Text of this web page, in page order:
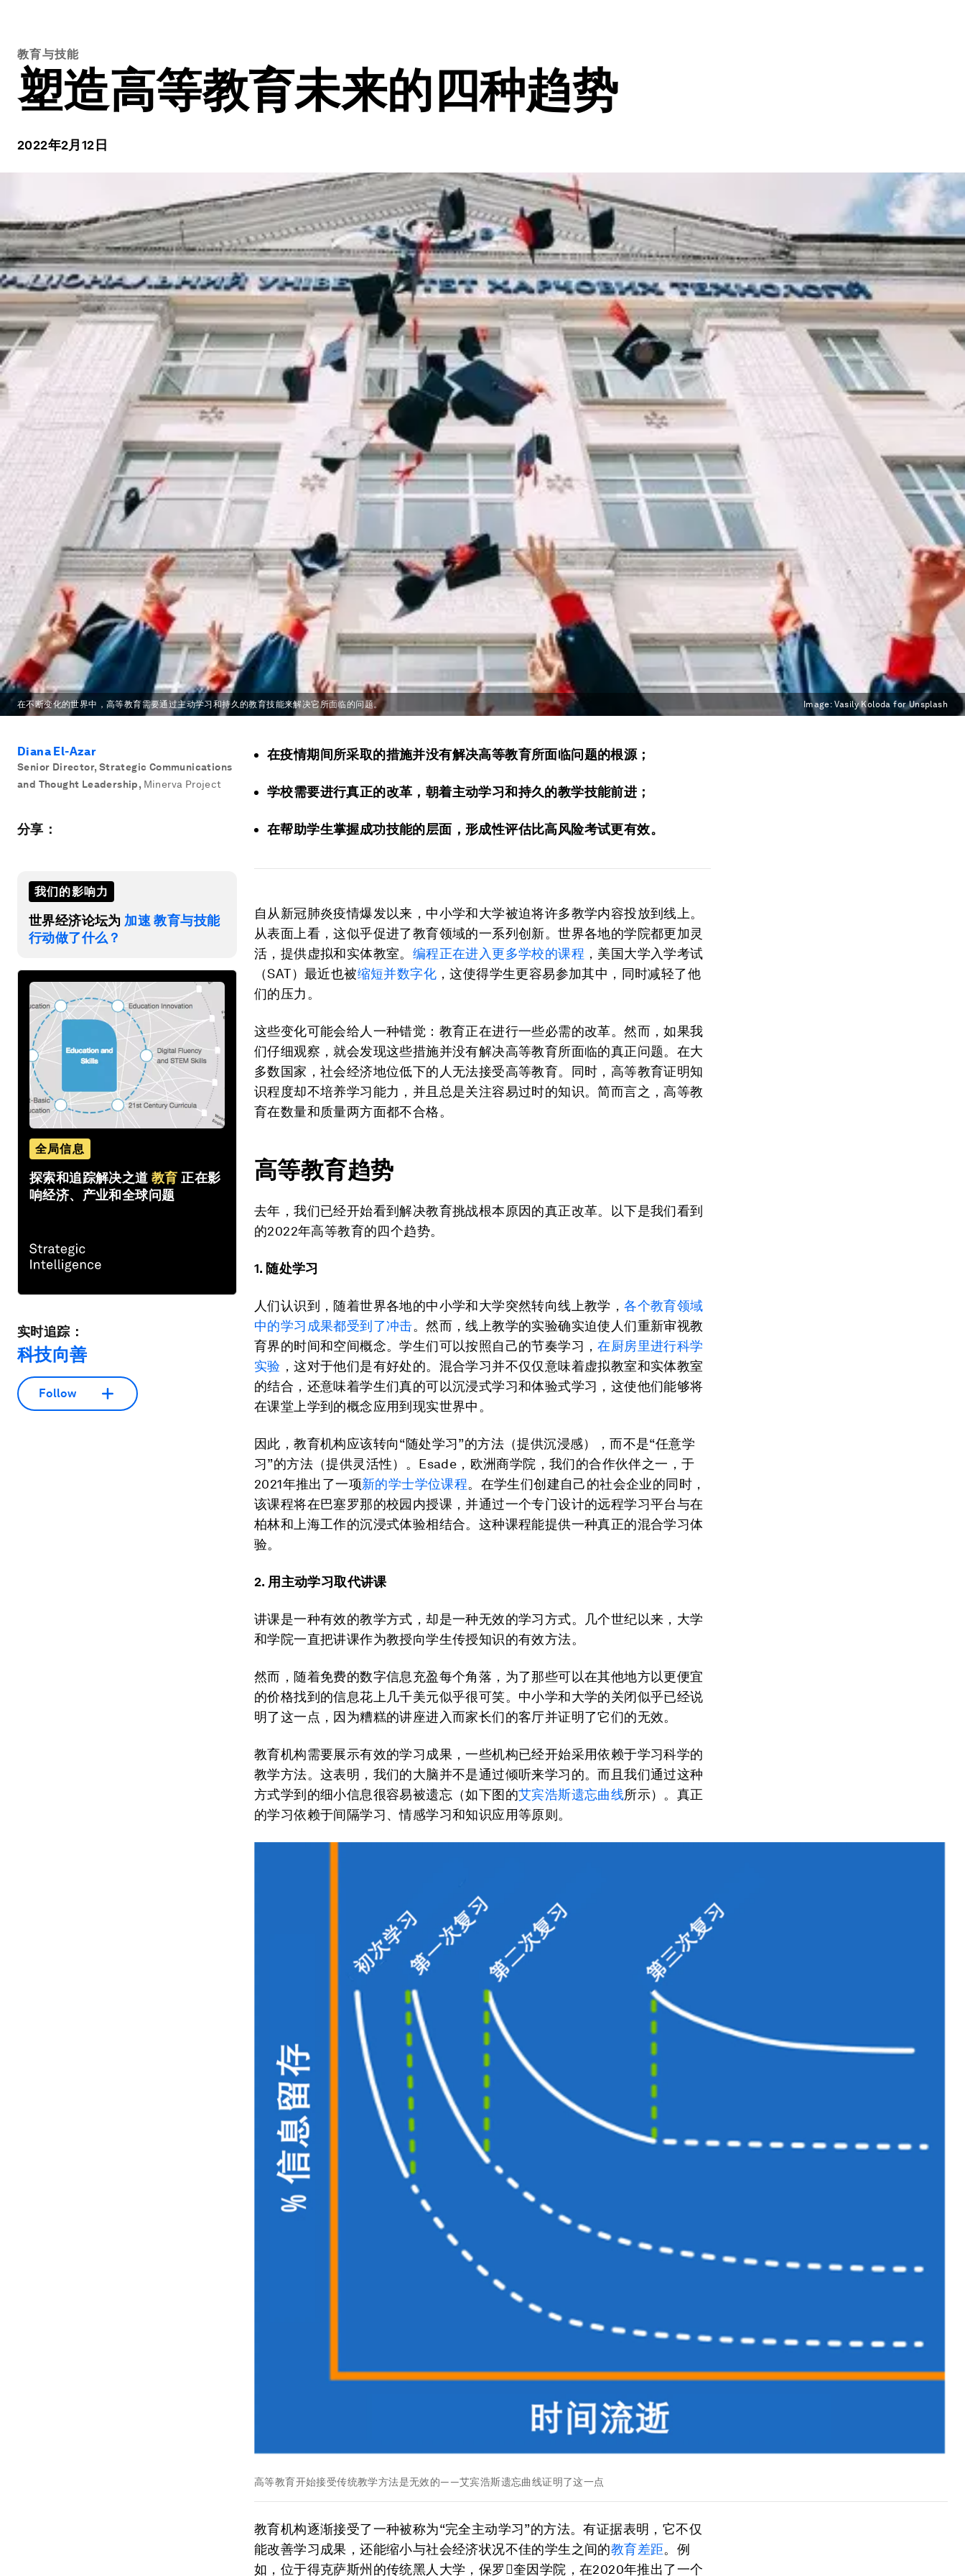
教育与技能
塑造高等教育未来的四种趋势
2022年2月12日
在不断变化的世界中，高等教育需要通过主动学习和持久的教育技能来解决它所面临的问题。 Image: Vasily Koloda for Unsplash
Diana El-Azar
Senior Director, Strategic Communications
and Thought Leadership, Minerva Project
分享：
我们的影响力
世界经济论坛为 加速 教育与技能
行动做了什么？
全局信息
探索和追踪解决之道 教育 正在影
响经济、产业和全球问题
实时追踪：
科技向善
Follow
在疫情期间所采取的措施并没有解决高等教育所面临问题的根源；
学校需要进行真正的改革，朝着主动学习和持久的教学技能前进；
在帮助学生掌握成功技能的层面，形成性评估比高风险考试更有效。
自从新冠肺炎疫情爆发以来，中小学和大学被迫将许多教学内容投放到线上。
从表面上看，这似乎促进了教育领域的一系列创新。世界各地的学院都更加灵
活，提供虚拟和实体教室。 编程正在进入更多学校的课程 ，美国大学入学考试
（SAT）最近也被缩短并数字化 ，这使得学生更容易参加其中，同时减轻了他
们的压力。
这些变化可能会给人一种错觉：教育正在进行一些必需的改革。然而，如果我
们仔细观察，就会发现这些措施并没有解决高等教育所面临的真正问题。在大
多数国家，社会经济地位低下的人无法接受高等教育。同时，高等教育证明知
识程度却不培养学习能力，并且总是关注容易过时的知识。简而言之，高等教
育在数量和质量两方面都不合格。
高等教育趋势
去年，我们已经开始看到解决教育挑战根本原因的真正改革。以下是我们看到
的2022年高等教育的四个趋势。
1. 随处学习
人们认识到，随着世界各地的中小学和大学突然转向线上教学，各个教育领域
中的学习成果都受到了冲击。然而，线上教学的实验确实迫使人们重新审视教
育界的时间和空间概念。学生们可以按照自己的节奏学习，在厨房里进行科学
实验 ，这对于他们是有好处的。混合学习并不仅仅意味着虚拟教室和实体教室
的结合，还意味着学生们真的可以沉浸式学习和体验式学习，这使他们能够将
在课堂上学到的概念应用到现实世界中。
因此，教育机构应该转向“随处学习”的方法（提供沉浸感），而不是“任意学
习”的方法（提供灵活性）。Esade，欧洲商学院，我们的合作伙伴之一，于
2021年推出了一项新的学士学位课程。在学生们创建自己的社会企业的同时，
该课程将在巴塞罗那的校园内授课，并通过一个专门设计的远程学习平台与在
柏林和上海工作的沉浸式体验相结合。这种课程能提供一种真正的混合学习体
验。
2. 用主动学习取代讲课
讲课是一种有效的教学方式，却是一种无效的学习方式。几个世纪以来，大学
和学院一直把讲课作为教授向学生传授知识的有效方法。
然而，随着免费的数字信息充盈每个角落，为了那些可以在其他地方以更便宜
的价格找到的信息花上几千美元似乎很可笑。中小学和大学的关闭似乎已经说
明了这一点，因为糟糕的讲座进入而家长们的客厅并证明了它们的无效。
教育机构需要展示有效的学习成果，一些机构已经开始采用依赖于学习科学的
教学方法。这表明，我们的大脑并不是通过倾听来学习的。而且我们通过这种
方式学到的细小信息很容易被遗忘（如下图的艾宾浩斯遗忘曲线所示）。真正
的学习依赖于间隔学习、情感学习和知识应用等原则。
高等教育开始接受传统教学方法是无效的——艾宾浩斯遗忘曲线证明了这一点
教育机构逐渐接受了一种被称为“完全主动学习”的方法。有证据表明，它不仅
能改善学习成果，还能缩小与社会经济状况不佳的学生之间的教育差距。例
如，位于得克萨斯州的传统黑人大学，保罗奎因学院，在2020年推出了一个